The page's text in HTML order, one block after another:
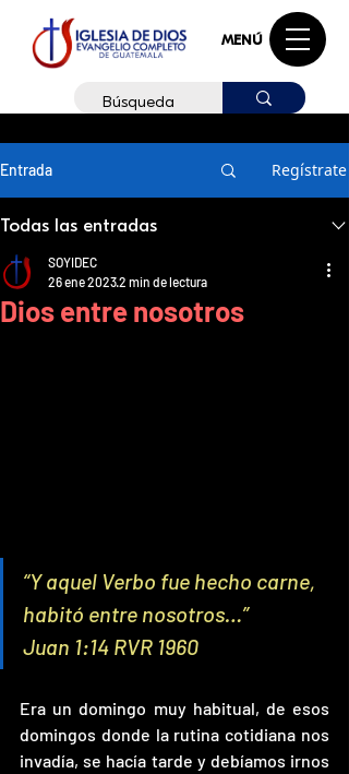
MENÚ
Entrada Regístrate
Todas las entradas
Dios entre nosotros
SOYIDEC
26 ene 20232 min de lectura
“Y aquel Verbo fue hecho carne,
habitó entre nosotros…”
Juan 1:14 RVR 1960
Era un domingo muy habitual, de esos
domingos donde la rutina cotidiana nos
invadía, se hacía tarde y debíamos irnos